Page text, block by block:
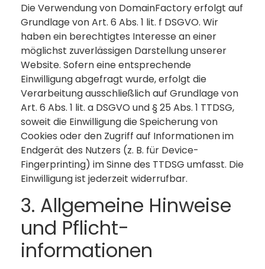
Die Verwendung von DomainFactory erfolgt auf
Grundlage von Art. 6 Abs. 1 lit. f DSGVO. Wir
haben ein berechtigtes Interesse an einer
möglichst zuverlässigen Darstellung unserer
Website. Sofern eine entsprechende
Einwilligung abgefragt wurde, erfolgt die
Verarbeitung ausschließlich auf Grundlage von
Art. 6 Abs. 1 lit. a DSGVO und § 25 Abs. 1 TTDSG,
soweit die Einwilligung die Speicherung von
Cookies oder den Zugriff auf Informationen im
Endgerät des Nutzers (z. B. für Device-
Fingerprinting) im Sinne des TTDSG umfasst. Die
Einwilligung ist jederzeit widerrufbar.
3. Allgemeine Hinweise
und Pflicht­
informationen